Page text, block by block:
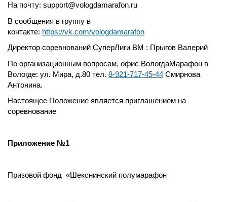
На почту: support@vologdamarafon.ru
В сообщения в группу в
контакте: https://vk.com/vologdamarafon
Директор соревнований СуперЛиги ВМ : Прыгов Валерий
По организационным вопросам, офис ВологдаМарафон в
Вологде: ул. Мира, д.80 тел. 8-921-717-45-44 Смирнова
Антонина.
Настоящее Положение является приглашением на
соревнование
Приложение №1
Призовой фонд «Шекснинский полумарафон